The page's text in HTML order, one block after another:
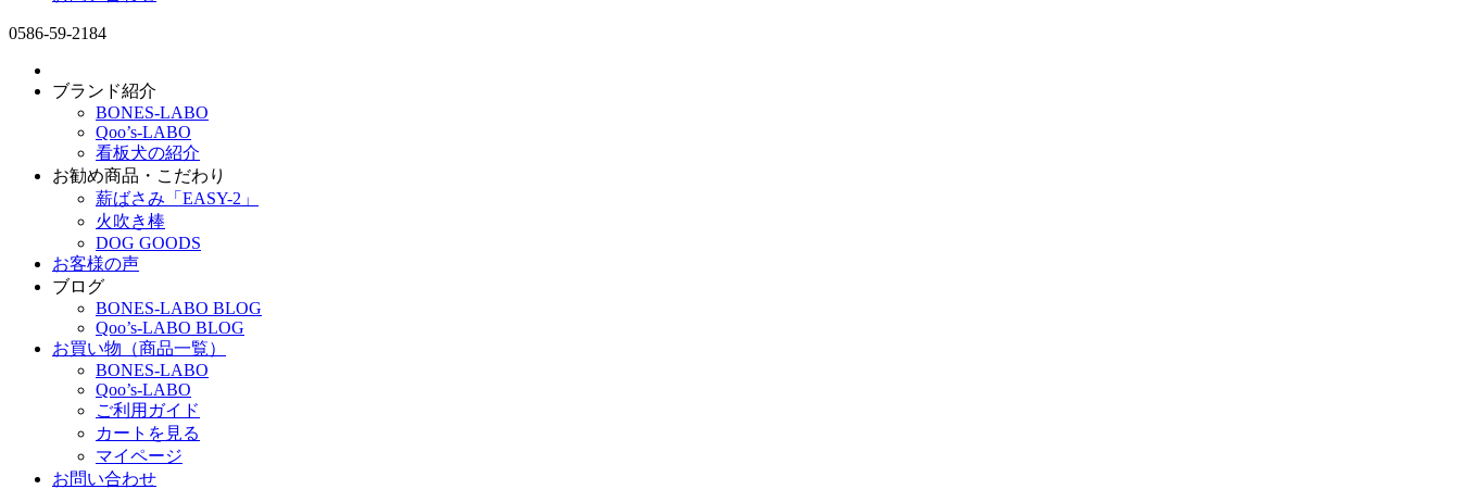
0586-59-2184
ブランド紹介
BONES-LABO
Qoo’s-LABO
看板犬の紹介
お勧め商品・こだわり
薪ばさみ「EASY-2」
火吹き棒
DOG GOODS
お客様の声
ブログ
BONES-LABO BLOG
Qoo’s-LABO BLOG
お買い物（商品一覧）
BONES-LABO
Qoo’s-LABO
ご利用ガイド
カートを見る
マイページ
お問い合わせ